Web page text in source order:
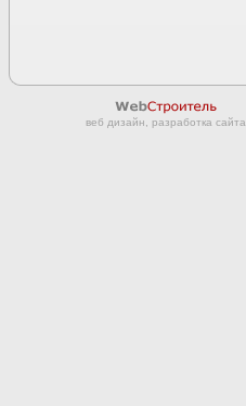
веб дизайн, разработка сайта